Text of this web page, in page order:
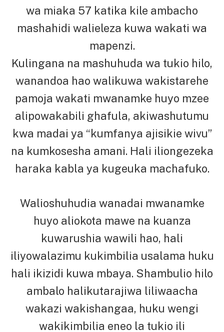
wa miaka 57 katika kile ambacho
mashahidi walieleza kuwa wakati wa
mapenzi.
Kulingana na mashuhuda wa tukio hilo,
wanandoa hao walikuwa wakistarehe
pamoja wakati mwanamke huyo mzee
alipowakabili ghafula, akiwashutumu
kwa madai ya “kumfanya ajisikie wivu”
na kumkosesha amani. Hali iliongezeka
haraka kabla ya kugeuka machafuko.
Walioshuhudia wanadai mwanamke
huyo aliokota mawe na kuanza
kuwarushia wawili hao, hali
iliyowalazimu kukimbilia usalama huku
hali ikizidi kuwa mbaya. Shambulio hilo
ambalo halikutarajiwa liliwaacha
wakazi wakishangaa, huku wengi
wakikimbilia eneo la tukio ili